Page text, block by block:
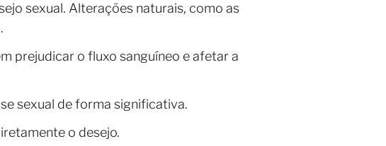
sexual. Alterações naturais, como as
prejudicar o fluxo sanguíneo e afetar a
sexual de forma significativa.
o desejo.